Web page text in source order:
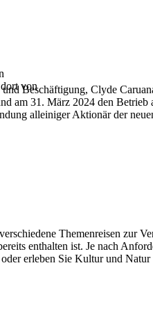
von
Beschäftigung, Clyde
am 31. März 2024 den
alleiniger Aktionär der
Themenreisen zur
enthalten ist. Je nach
erleben Sie Kultur und Natur